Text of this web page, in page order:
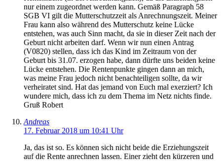
nur einem zugeordnet werden kann. Gemäß Paragraph 58
SGB VI gilt die Mutterschutzzeit als Anrechnungszeit. Meiner
Frau kann also während des Mutterschutz keine Lücke
entstehen, was auch Sinn macht, da sie in dieser Zeit nach der
Geburt nicht arbeiten darf. Wenn wir nun einen Antrag
(V0820) stellen, dass ich das Kind im Zeitraum von der
Geburt bis 31.07. erzogen habe, dann dürfte uns beiden keine
Lücke entstehen. Die Rentenpunkte gingen dann an mich,
was meine Frau jedoch nicht benachteiligen sollte, da wir
verheiratet sind. Hat das jemand von Euch mal exerziert? Ich
wundere mich, dass ich zu dem Thema im Netz nichts finde.
Gruß Robert
Andreas
17. Februar 2018 um 10:41 Uhr
Ja, das ist so. Es können sich nicht beide die Erziehungszeit
auf die Rente anrechnen lassen. Einer zieht den kürzeren und